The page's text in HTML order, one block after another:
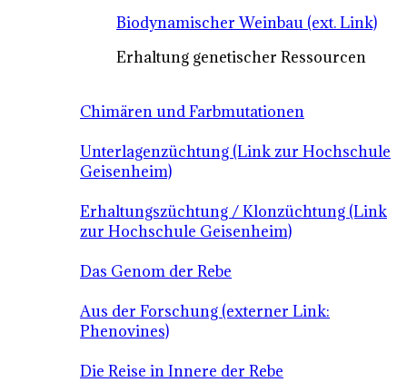
Biodynamischer Weinbau (ext. Link)
Erhaltung genetischer Ressourcen
Chimären und Farbmutationen
Unterlagenzüchtung (Link zur Hochschule
Geisenheim)
Erhaltungszüchtung / Klonzüchtung (Link
zur Hochschule Geisenheim)
Das Genom der Rebe
Aus der Forschung (externer Link:
Phenovines)
Die Reise in Innere der Rebe